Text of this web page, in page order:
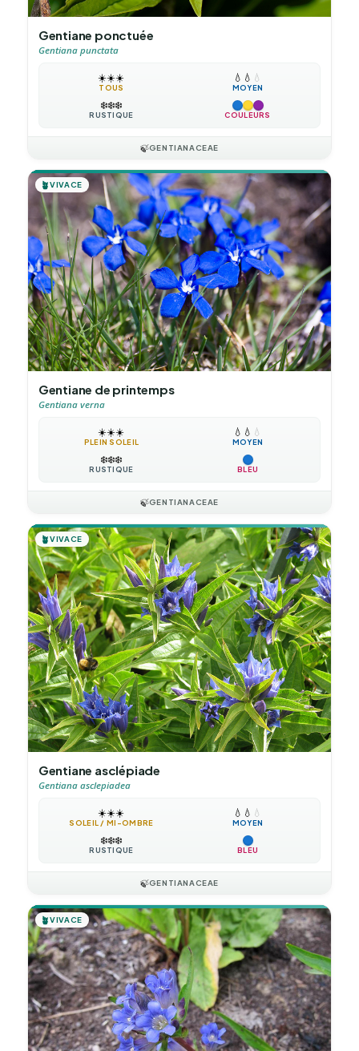
Gentiane ponctuée
Gentiana punctata
☀️☀️☀️
TOUS
💧 💧 💧
MOYEN
❄️❄️❄️
RUSTIQUE COULEURS
🍃GENTIANACEAE
🪴VIVACE
Gentiane de printemps
Gentiana verna
☀️☀️☀️
PLEIN SOLEIL
💧 💧 💧
MOYEN
❄️❄️❄️
RUSTIQUE BLEU
🍃GENTIANACEAE
🪴VIVACE
Gentiane asclépiade
Gentiana asclepiadea
☀️☀️☀️
SOLEIL / MI-OMBRE
💧 💧 💧
MOYEN
❄️❄️❄️
RUSTIQUE BLEU
🍃GENTIANACEAE
🪴VIVACE